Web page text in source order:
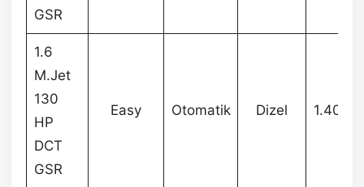
GSR
1.6
M.Jet
130
HP
DCT
GSR
Easy Otomatik Dizel